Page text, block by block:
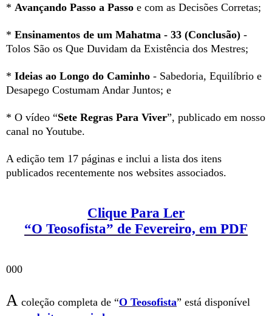
* Avançando Passo a Passo e com as Decisões Corretas;
* Ensinamentos de um Mahatma - 33 (Conclusão) -
Tolos São os Que Duvidam da Existência dos Mestres;
* Ideias ao Longo do Caminho - Sabedoria, Equilíbrio e
Desapego Costumam Andar Juntos; e
* O vídeo “Sete Regras Para Viver”, publicado em nosso
canal no Youtube.
A edição tem 17 páginas e inclui a lista dos itens
publicados recentemente nos websites associados.
Clique Para Ler
“O Teosofista” de Fevereiro, em PDF
000
A coleção completa de “O Teosofista” está disponível